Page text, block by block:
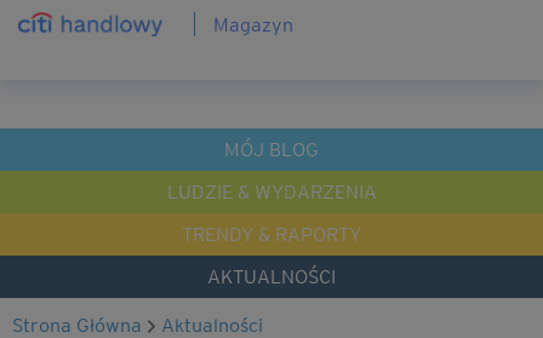
Magazyn
MÓJ BLOG
LUDZIE & WYDARZENIA
TRENDY & RAPORTY
AKTUALNOŚCI
Strona Główna Aktualności